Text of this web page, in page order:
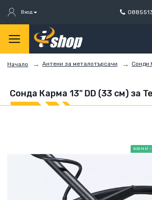
Вход
Начало Антени за металотърсачи Сонди
Сонда Карма 13" DD (33 см) за
ВЗЕМИ -